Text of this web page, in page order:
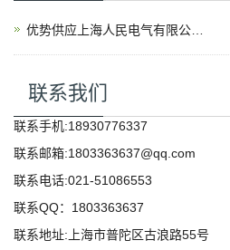
优势供应上海人民电气有限公司产品
联系我们
联系手机:18930776337
联系邮箱:1803363637@qq.com
联系电话:021-51086553
联系QQ：1803363637
联系地址:上海市普陀区古浪路55号